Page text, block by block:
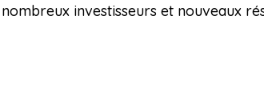
investisseurs et nouveaux